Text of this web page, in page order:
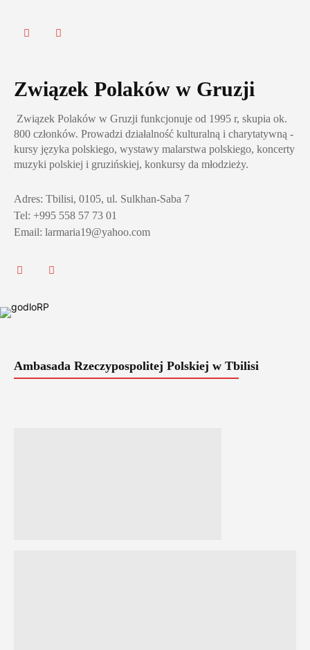
Związek Polaków w Gruzji
Związek Polaków w Gruzji funkcjonuje od 1995 r, skupia ok.
800 członków. Prowadzi działalność kulturalną i charytatywną -
kursy języka polskiego, wystawy malarstwa polskiego, koncerty
muzyki polskiej i gruzińskiej, konkursy da młodzieży.
Adres: Tbilisi, 0105, ul. Sulkhan-Saba 7
Tel: +995 558 57 73 01
Email: larmaria19@yahoo.com
Ambasada Rzeczypospolitej Polskiej w Tbilisi